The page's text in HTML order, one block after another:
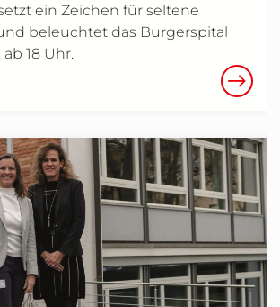
ein Zeichen für seltene
beleuchtet das Burgerspital
18 Uhr.